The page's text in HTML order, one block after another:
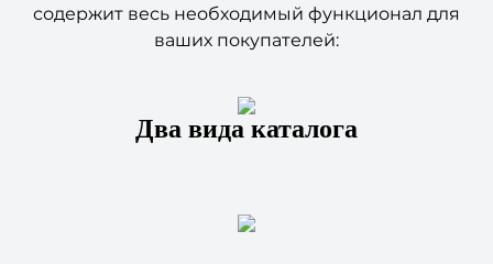
содержит весь необходимый функционал для
ваших покупателей:
Два вида каталога